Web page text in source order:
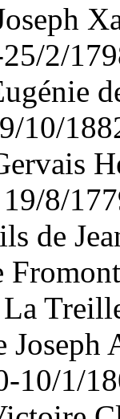
25/2/
10/
8/
de
10/1/